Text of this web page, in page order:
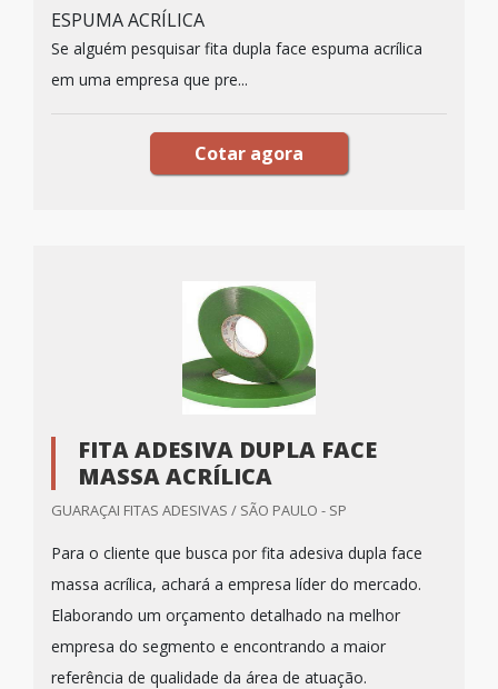
ESPUMA ACRÍLICA
Se alguém pesquisar fita dupla face espuma acrílica
em uma empresa que pre...
Cotar agora
FITA ADESIVA DUPLA FACE
MASSA ACRÍLICA
GUARAÇAI FITAS ADESIVAS / SÃO PAULO - SP
Para o cliente que busca por fita adesiva dupla face
massa acrílica, achará a empresa líder do mercado.
Elaborando um orçamento detalhado na melhor
empresa do segmento e encontrando a maior
referência de qualidade da área de atuação.